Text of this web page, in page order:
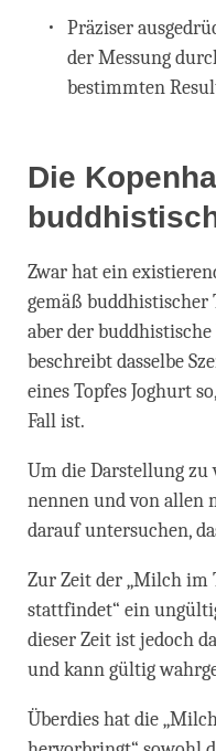
Präziser
der Messung
bestimmten
Die
Zwar hat ein
gemäß buddhistischer
aber der
beschreibt dasselbe
eines Topfes Joghurt
Fall ist.
Um die Darstellung zu
nennen und von allen
darauf untersuchen,
Zur Zeit der „Milch im
stattfindet“ ein
dieser Zeit ist jedoch
und kann gültig
Überdies hat die